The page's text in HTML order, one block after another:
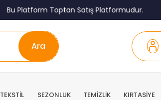
Bu Platform Toptan Satış Platformudur.
Ara
TEKSTİL SEZONLUK TEMİZLİK KIRTASİYE